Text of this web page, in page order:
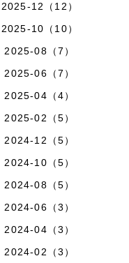
2025-12（12）
2025-10（10）
2025-08（7）
2025-06（7）
2025-04（4）
2025-02（5）
2024-12（5）
2024-10（5）
2024-08（5）
2024-06（3）
2024-04（3）
2024-02（3）